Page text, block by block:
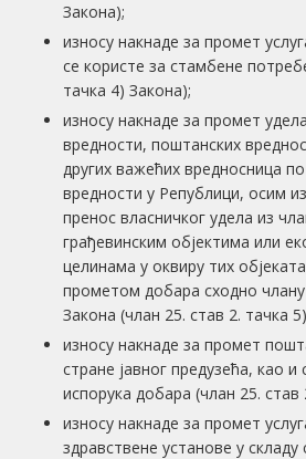
Закона);
износу накнаде за промет
се користе за стамбене
тачка 4) Закона);
износу накнаде за промет
вредности, поштанских
других важећих вредносница
вредности у Републици, осим
пренос власничког удела из
грађевинским објектима или
целинама у оквиру тих
прометом добара сходно члану
Закона (члан 25. став 2. тачка
износу накнаде за промет
стране јавног предузећа, као
испорука добара (члан 25. став
износу накнаде за промет
здравствене установе у складу